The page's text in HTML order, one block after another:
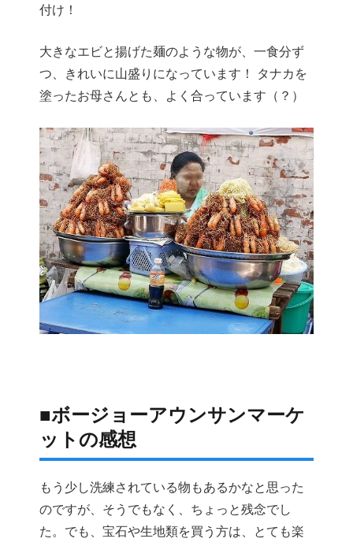
付け！
大きなエビと揚げた麺のような物が、一食分ず
つ、きれいに山盛りになっています！ タナカを
塗ったお母さんとも、よく合っています（？）
■ボージョーアウンサンマーケ
ットの感想
もう少し洗練されている物もあるかなと思った
のですが、そうでもなく、ちょっと残念でし
た。でも、宝石や生地類を買う方は、とても楽